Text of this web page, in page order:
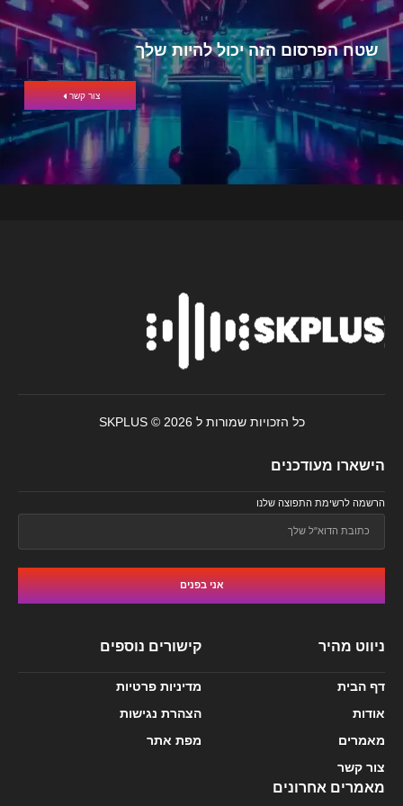
שטח הפרסום הזה יכול להיות שלך
צור קשר
הישארו מעודכנים
הרשמה לרשימת התפוצה שלנו
אני בפנים
ניווט מהיר
דף הבית
אודות
מאמרים
צור קשר
קישורים נוספים
מדיניות פרטיות
הצהרת נגישות
מפת אתר
מאמרים אחרונים
כל הזכויות שמורות ל SKPLUS © 2026